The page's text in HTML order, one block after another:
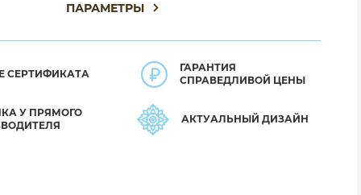
ПАРАМЕТРЫ
СЕРТИФИКАТА
ГАРАНТИЯ
СПРАВЕДЛИВОЙ ЦЕНЫ
У ПРЯМОГО
АКТУАЛЬНЫЙ ДИЗАЙН